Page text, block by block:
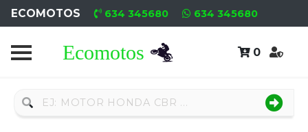
ECOMOTOS 634 345680 634 345680
0
Home
Nuevo